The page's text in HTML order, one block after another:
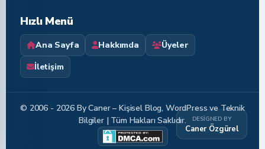
Hızlı Menü
Ana Sayfa Hakkımda
Üyeler
İletişim
© 2006 - 2026 By Caner – Kişisel Blog, WordPress ve Teknik
Bilgiler | Tüm Hakları Saklıdır.
DESIGNED BY
Caner Özgürel